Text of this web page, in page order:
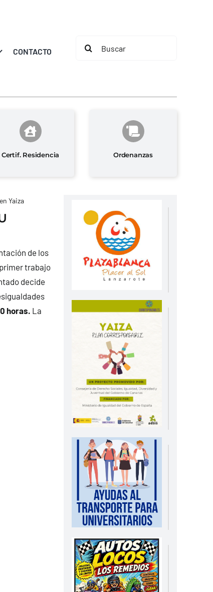
CONTACTO
Buscar:
Certif. Residencia Ordenanzas
Yaiza
de los
trabajo
decide
horas. La